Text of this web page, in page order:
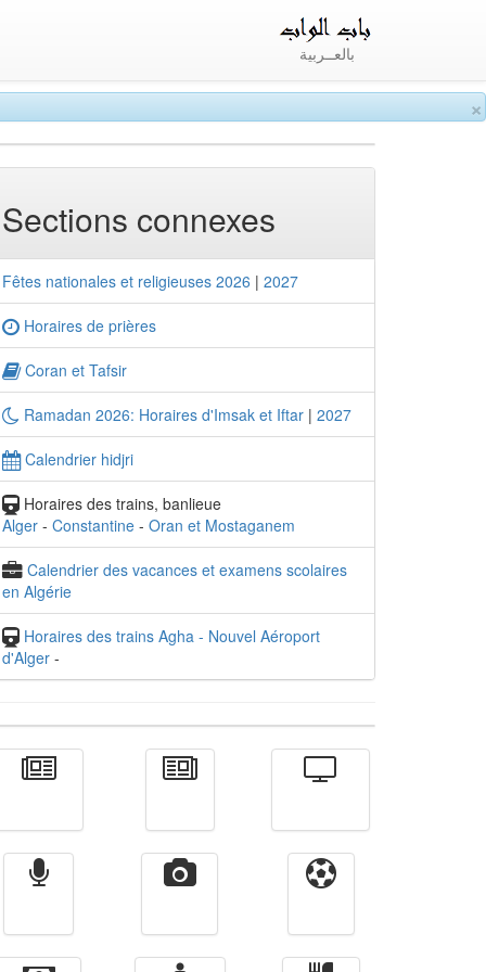
×
بالعــربية
Sections connexes
Fêtes nationales et religieuses 2026 | 2027
Horaires de prières
Coran et Tafsir
Ramadan 2026: Horaires d'Imsak et Iftar | 2027
Calendrier hidjri
Horaires des trains, banlieue
Alger - Constantine - Oran et Mostaganem
Calendrier des vacances et examens scolaires
en Algérie
Horaires des trains Agha - Nouvel Aéroport
d'Alger -